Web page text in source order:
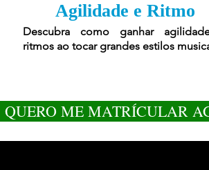
Agilidade e Ritmo
Descubra como ganhar
ritmos ao tocar grandes estilos
QUERO ME MATRÍCULAR